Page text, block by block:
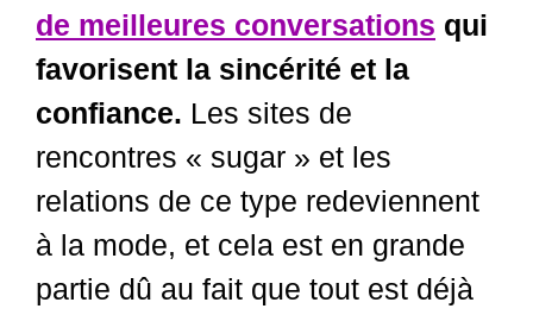
de meilleures conversations qui
favorisent la sincérité et la
confiance. Les sites de
rencontres « sugar » et les
relations de ce type redeviennent
à la mode, et cela est en grande
partie dû au fait que tout est déjà